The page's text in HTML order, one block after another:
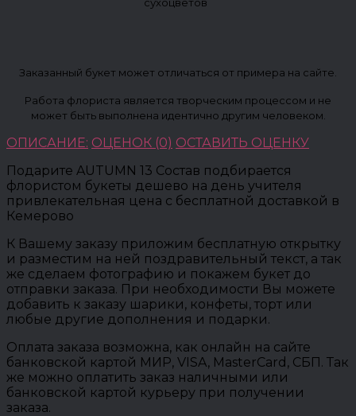
Заказанный букет может отличаться от примера на сайте.
Работа флориста является творческим процессом и не
может быть выполнена идентично другим человеком.
ОПИСАНИЕ: ОЦЕНОК (0) ОСТАВИТЬ ОЦЕНКУ
Подарите AUTUMN 13 Состав подбирается
флористом букеты дешево на день учителя
привлекательная цена с бесплатной доставкой в
Кемерово
К Вашему заказу приложим бесплатную открытку
и разместим на ней поздравительный текст, а так
же сделаем фотографию и покажем букет до
отправки заказа. При необходимости Вы можете
добавить к заказу шарики, конфеты, торт или
любые другие дополнения и подарки.
Оплата заказа возможна, как онлайн на сайте
банковской картой МИР, VISA, MasterCard, СБП. Так
же можно оплатить заказ наличными или
банковской картой курьеру при получении
заказа.